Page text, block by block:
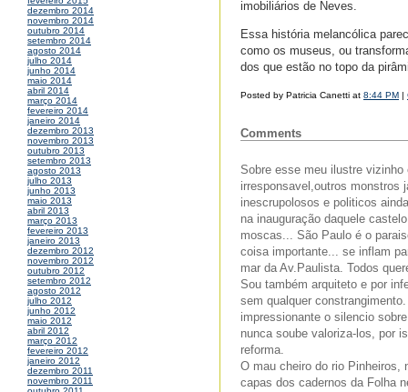
dezembro 2014
novembro 2014
outubro 2014
setembro 2014
agosto 2014
julho 2014
junho 2014
maio 2014
abril 2014
março 2014
fevereiro 2014
janeiro 2014
dezembro 2013
novembro 2013
outubro 2013
setembro 2013
agosto 2013
julho 2013
junho 2013
maio 2013
abril 2013
março 2013
fevereiro 2013
janeiro 2013
dezembro 2012
novembro 2012
outubro 2012
setembro 2012
agosto 2012
julho 2012
junho 2012
maio 2012
abril 2012
março 2012
fevereiro 2012
janeiro 2012
dezembro 2011
novembro 2011
imobiliários de Neves.
Essa história melancólica
como os museus, ou
dos que estão no topo da
Posted by Patricia Canetti at 8:44 PM |
Comments
Sobre esse meu ilustre
irresponsavel,outros monstros
inescrupolosos e politicos
na inauguração daquele
moscas... São Paulo é o
coisa importante... se inflam
mar da Av.Paulista. Todos
Sou também arquiteto e por
sem qualquer
impressionante o silencio
nunca soube valoriza-los, por
reforma.
O mau cheiro do rio Pinheiros,
capas dos cadernos da Folha